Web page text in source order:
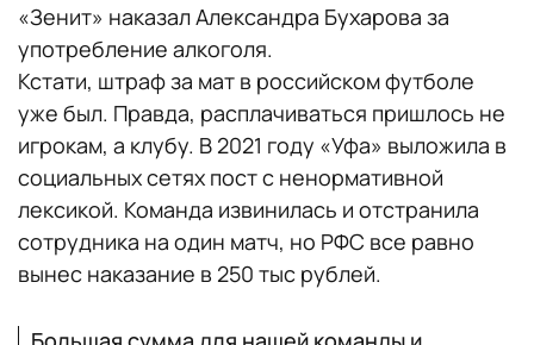
«Зенит» наказал Александра Бухарова за
употребление алкоголя.
Кстати, штраф за мат в российском футболе
уже был. Правда, расплачиваться пришлось не
игрокам, а клубу. В 2021 году «Уфа» выложила в
социальных сетях пост с ненормативной
лексикой. Команда извинилась и отстранила
сотрудника на один матч, но РФС все равно
вынес наказание в 250 тыс рублей.